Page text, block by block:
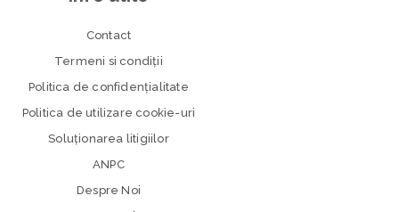
Contact
Termeni si condiţii
Politica de confidenţialitate
Politica de utilizare cookie-uri
Soluționarea litigiilor
ANPC
Despre Noi